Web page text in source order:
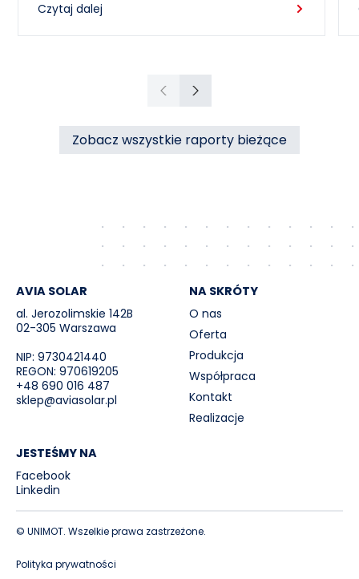
wieloletniej umowy sprzedaży ciepła z
Przedsiębiorstwem Inżynierii Miejskiej sp. z
Dziedzicach („PIM”), dotyczącej sprzedaży
ciepła do miasta Czechowice-Dziedzice
Czytaj dalej
PoprzedniNastępny
Zobacz wszystkie raporty bieżące
AVIA SOLAR
al. Jerozolimskie 142B
02-305 Warszawa
NIP: 9730421440
REGON: 970619205
+48 690 016 487
sklep@aviasolar.pl
NA SKRÓTY
O nas
Oferta
Produkcja
Współpraca
Kontakt
Realizacje
JESTEŚMY NA
Facebook
Linkedin
© UNIMOT. Wszelkie prawa zastrzeżone.
Polityka prywatności